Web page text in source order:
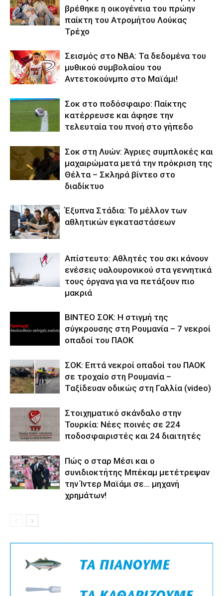
βρέθηκε η οικογένεια του πρώην
παίκτη του Ατρομήτου Λούκας
Τρέχο
Σεισμός στο NBA: Τα δεδομένα του
μυθικού συμβολαίου του
Αντετοκούνμπο στο Μαϊάμι!
Σοκ στο ποδόσφαιρο: Παίκτης
κατέρρευσε και άφησε την
τελευταία του πνοή στο γήπεδο
Σοκ στη Λυών: Άγριες συμπλοκές και
μαχαιρώματα μετά την πρόκριση της
Θέλτα – Σκληρά βίντεο στο
διαδίκτυο
Έξυπνα Στάδια: Το μέλλον των
αθλητικών εγκαταστάσεων
Απίστευτο: Αθλητές του σκι κάνουν
ενέσεις υαλουρονικού στα γεννητικά
τους όργανα για να πετάξουν πιο
μακριά
ΒΙΝΤΕΟ ΣΟΚ: Η στιγμή της
σύγκρουσης στη Ρουμανία – 7 νεκροί
οπαδοί του ΠΑΟΚ
ΣΟΚ: Επτά νεκροί οπαδοί του ΠΑΟΚ
σε τροχαίο στη Ρουμανία –
Ταξίδευαν οδικώς στη Γαλλία (video)
Στοιχηματικό σκάνδαλο στην
Τουρκία: Νέες ποινές σε 224
ποδοσφαιριστές και 24 διαιτητές
Πώς ο σταρ Μέσι και ο
συνιδιοκτήτης Μπέκαμ μετέτρεψαν
την Ίντερ Μαϊάμι σε… μηχανή
χρημάτων!